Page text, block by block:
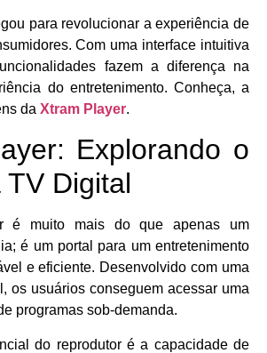
para revolucionar a experiência de
Com uma interface intuitiva
fazem a diferença na
do entretenimento. Conheça, a
da Xtram Player.
Explorando o
Digital
é muito mais do que apenas um
é um portal para um entretenimento
e eficiente. Desenvolvido com uma
os usuários conseguem acessar uma
programas sob-demanda.
do reprodutor é a capacidade de